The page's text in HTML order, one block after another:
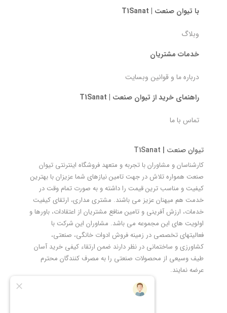
با تیوان صنعت | T1Sanat
وبلاگ
خدمات مشتریان
درباره ما و قوانین وبسایت
راهنمای خرید از تیوان صنعت | T1Sanat
تماس با ما
تیوان صنعت | T1Sanat
کارشناسان و مشاوران با تجربه و متعهد فروشگاه اینترنتی تیوان
صنعت همواره تلاش در جهت تامین نیازهای شما عزیزان با بهترین
کیفیت و مناسب ترین قیمت را داشته و به صورت تمام وقت در
خدمت هم میهنان عزیز می باشند. مشتری مداری، ارتقای کیفیت
خدمات، ارزش آفرینی و تامین منافع مشتریان از اعتقادات، باورها و
اولویت های این مجموعه می باشد. مشاوران این شرکت با
فعالیتهای تخصصی در زمینه فروش ادوات خانگی، صنعتی،
کشاورزی و ساختمانی در نظر دارند ضمن ارتقاء کیفی خرید آسان
طیف وسیعی از محصولات صنعتی را به مصرف کنندگان محترم
عرضه نمایند.